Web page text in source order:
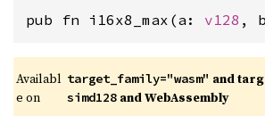
pub fn i16x8_max(a: v128 ,
Availabl
e on
target_family="wasm"
simd128 and WebAssembly